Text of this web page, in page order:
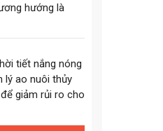
hướng là
tiết nắng nóng
lý ao nuôi thủy
giảm rủi ro cho